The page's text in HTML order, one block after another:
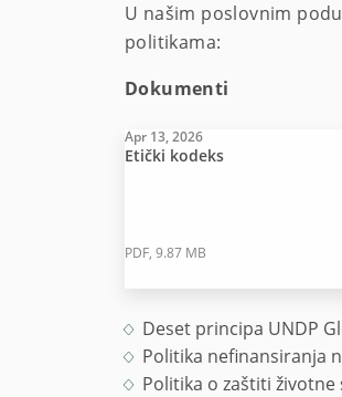
U našim poslovnim
politikama:
Dokumenti
Apr 13, 2026
Etički kodeks
PDF, 9.87 MB
Deset principa UNDP
Politika nefinansiranja
Politika o zaštiti životne